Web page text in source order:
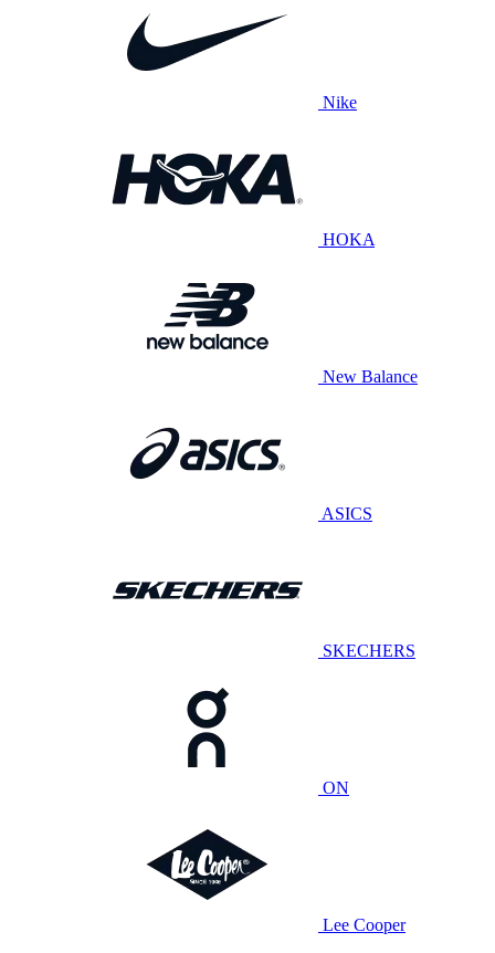
Nike
HOKA
New Balance
ASICS
SKECHERS
ON
Lee Cooper